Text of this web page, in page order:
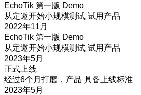
EchoTik 第一版 Demo
从定邀开始小规模测试 试用产品
2022年11月
EchoTik 第一版 Demo
从定邀开始小规模测试 试用产品
2023年5月
正式上线
经过6个月打磨，产品 具备上线标准
2023年5月